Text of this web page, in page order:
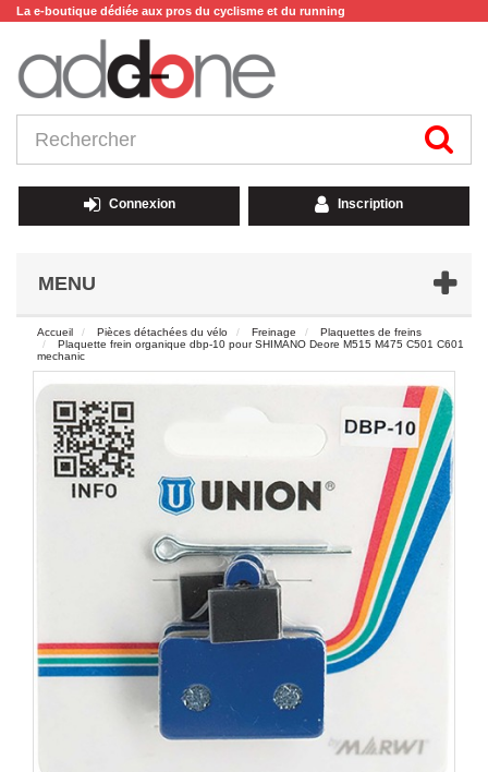
La e-boutique dédiée aux pros du cyclisme et du running
Connexion Inscription
MENU
Accueil Pièces détachées du vélo Freinage
Plaquettes de freins
Plaquette frein organique dbp-10 pour SHIMANO Deore M515 M475 C501 C601
mechanic